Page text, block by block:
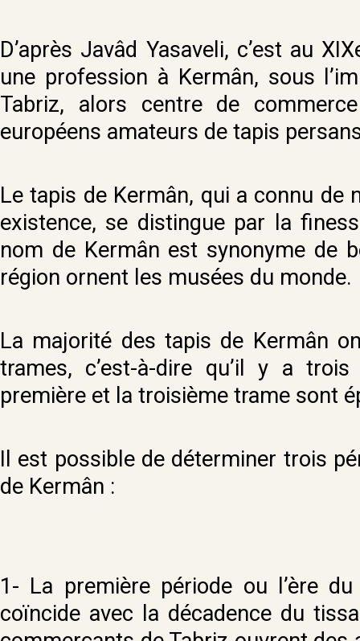
D’après Javâd Yasaveli, c’est au
une profession à Kermân, sous
Tabriz, alors centre de
européens amateurs de tapis
Le tapis de Kermân, qui a connu
existence, se distingue par la
nom de Kermân est synonyme de
région ornent les musées du monde.
La majorité des tapis de Kermân
trames, c’est-à-dire qu’il y a
première et la troisième trame sont
Il est possible de déterminer trois
de Kermân :
1- La première période ou l’ère du
coïncide avec la décadence du